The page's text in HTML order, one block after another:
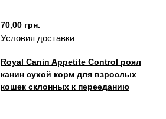
70,00 грн.
Условия доставки
Royal Canin Appetite Control роял
канин сухой корм для взрослых
кошек склонных к перееданию